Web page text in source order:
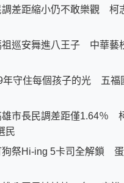
調差距縮小仍不敢樂觀 柯
祖巡安舞進八王子 中華藝
年守住每個孩子的光 五福
雄市長民調差距僅1.64％
民
狗祭Hi-ing 5卡司全解鎖